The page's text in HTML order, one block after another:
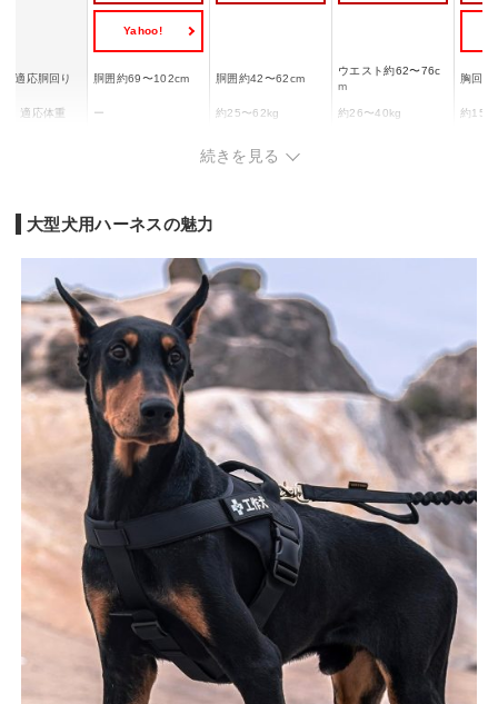
Yahoo!
適応胴回り 胴囲約69〜102cm 胴囲約42〜62cm
ウエスト約62〜76c
m
胸回
適応体重 ー 約25〜62kg 約26〜40kg 約15
続きを見る
大型犬用ハーネスの魅力